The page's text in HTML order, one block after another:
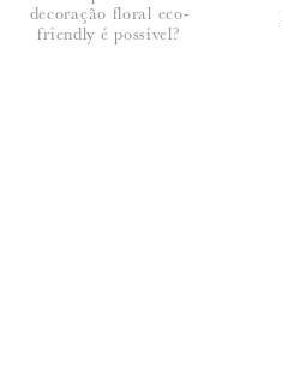
decoração floral eco-
friendly é possível?